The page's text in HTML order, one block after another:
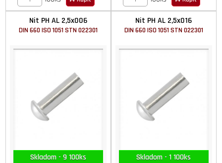
Nit PH AL 2,5x006
DIN 660 ISO 1051 STN 022301
Skladom - 9 100ks
Nit PH AL 2,5x016
DIN 660 ISO 1051 STN 022301
Skladom - 1 100ks